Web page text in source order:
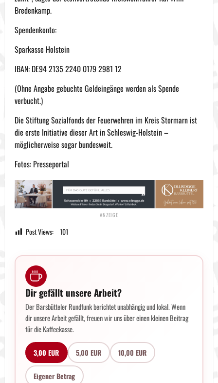
Bredenkamp.
Spendenkonto:
Sparkasse Holstein
IBAN: DE94 2135 2240 0179 2981 12
(Ohne Angabe gebuchte Geldeingänge werden als Spende
verbucht.)
Die Stiftung Sozialfonds der Feuerwehren im Kreis Stormarn ist
die erste Initiative dieser Art in Schleswig-Holstein –
möglicherweise sogar bundesweit.
Fotos: Presseportal
Post Views: 101
Dir gefällt unsere Arbeit?
Der Barsbütteler Rundfunk berichtet unabhängig und lokal. Wenn
dir unsere Arbeit gefällt, freuen wir uns über einen kleinen Beitrag
für die Kaffeekasse.
3,00 EUR 5,00 EUR 10,00 EUR
Eigener Betrag